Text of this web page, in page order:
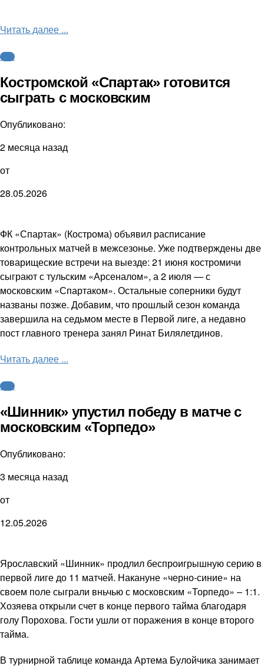
Читать далее ...
ФНЛ
Костромской «Спартак» готовится
сыграть с московским
Опубликовано:
2 месяца назад
от
28.05.2026
ФК «Спартак» (Кострома) объявил расписание
контрольных матчей в межсезонье. Уже подтверждены две
товарищеские встречи на выезде: 21 июня костромичи
сыграют с тульским «Арсеналом», а 2 июля — с
московским «Спартаком». Остальные соперники будут
названы позже. Добавим, что прошлый сезон команда
завершила на седьмом месте в Первой лиге, а недавно
пост главного тренера занял Ринат Билялетдинов.
Читать далее ...
ФНЛ
«Шинник» упустил победу в матче с
московским «Торпедо»
Опубликовано:
3 месяца назад
от
12.05.2026
Ярославский «Шинник» продлил беспроигрышную серию в
первой лиге до 11 матчей. Накануне «черно-синие» на
своем поле сыграли вньчью с московским «Торпедо» – 1:1.
Хозяева открыли счет в конце первого тайма благодаря
голу Порохова. Гости ушли от поражения в конце второго
тайма.
В турнирной таблице команда Артема Булойчика занимает